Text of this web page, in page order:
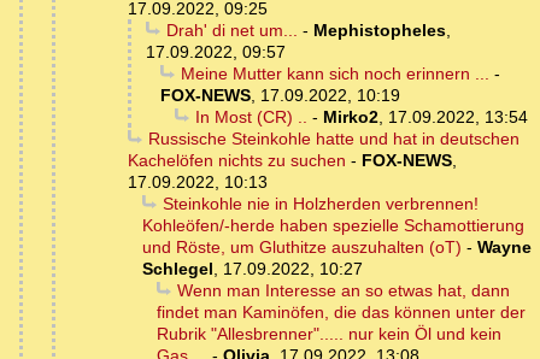
17.09.2022, 09:25
Drah' di net um...
- Mephistopheles,
17.09.2022, 09:57
Meine Mutter kann sich noch erinnern ...
-
FOX-NEWS 17.09.2022, 10:19
In Most (CR) ..
- Mirko2, 17.09.2022, 13:54
Russische Steinkohle hatte und hat in deutschen
Kachelöfen nichts zu suchen - FOX-NEWS
17.09.2022, 10:13
Steinkohle nie in Holzherden verbrennen!
Kohleöfen/-herde haben spezielle Schamottierung
und Röste, um Gluthitze auszuhalten (oT) - Wayne
Schlegel
17.09.2022, 10:27
Wenn man Interesse an so etwas hat, dann
findet man Kaminöfen, die das können unter der
Rubrik "Allesbrenner"..... nur kein Öl und kein